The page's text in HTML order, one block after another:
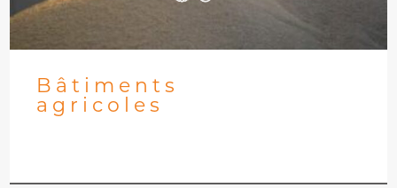
Bâtiments
agricoles